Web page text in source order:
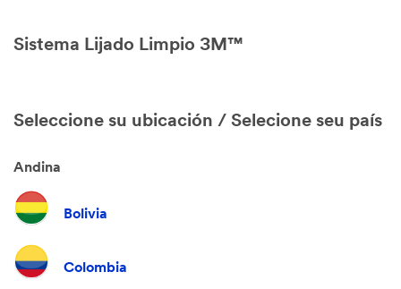
Sistema Lijado Limpio 3M™
Seleccione su ubicación / Selecione seu país
Andina
Bolivia
Colombia